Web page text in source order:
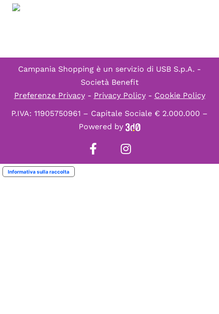
Campania Shopping è un servizio di USB S.p.A. -
Società Benefit
Preferenze Privacy- Privacy Policy- Cookie Policy
P.IVA: 11905750961 – Capitale Sociale € 2.000.000 –
Powered by
Informativa sulla raccolta